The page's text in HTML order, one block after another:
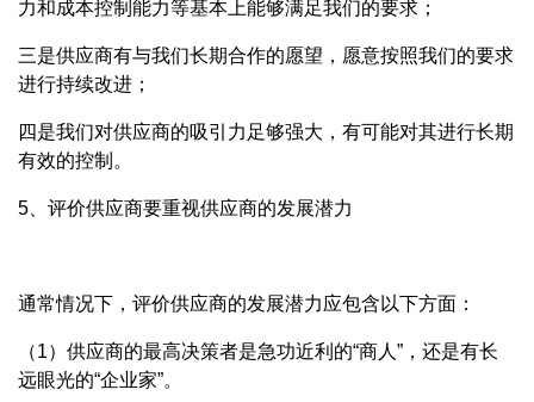
力和成本控制能力等基本上能够满足我们的要求；
三是供应商有与我们长期合作的愿望，愿意按照我们的要求
进行持续改进；
四是我们对供应商的吸引力足够强大，有可能对其进行长期
有效的控制。
5、评价供应商要重视供应商的发展潜力
通常情况下，评价供应商的发展潜力应包含以下方面：
（1）供应商的最高决策者是急功近利的“商人”，还是有长
远眼光的“企业家”。